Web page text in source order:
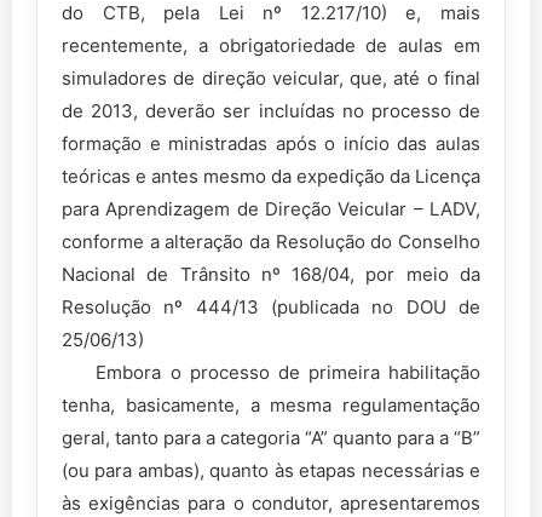
do CTB, pela Lei nº 12.217/10) e, mais
recentemente, a obrigatoriedade de aulas em
simuladores de direção veicular, que, até o final
de 2013, deverão ser incluídas no processo de
formação e ministradas após o início das aulas
teóricas e antes mesmo da expedição da Licença
para Aprendizagem de Direção Veicular – LADV,
conforme a alteração da Resolução do Conselho
Nacional de Trânsito nº 168/04, por meio da
Resolução nº 444/13 (publicada no DOU de
25/06/13)
Embora o processo de primeira habilitação
tenha, basicamente, a mesma regulamentação
geral, tanto para a categoria “A” quanto para a “B”
(ou para ambas), quanto às etapas necessárias e
às exigências para o condutor, apresentaremos